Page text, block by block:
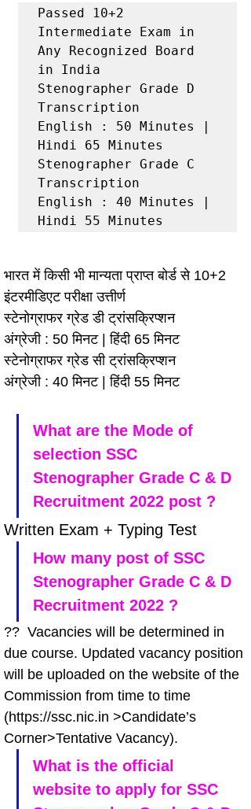
Passed 10+2
Intermediate Exam in
Any Recognized Board
in India
Stenographer Grade D
Transcription
English : 50 Minutes |
Hindi 65 Minutes
Stenographer Grade C
Transcription
English : 40 Minutes |
Hindi 55 Minutes
भारत में किसी भी मान्यता प्राप्त बोर्ड से 10+2
इंटरमीडिएट परीक्षा उत्तीर्ण
स्टेनोग्राफर ग्रेड डी ट्रांसक्रिप्शन
अंग्रेजी : 50 मिनट | हिंदी 65 मिनट
स्टेनोग्राफर ग्रेड सी ट्रांसक्रिप्शन
अंग्रेजी : 40 मिनट | हिंदी 55 मिनट
What are the Mode of
selection SSC
Stenographer Grade C & D
Recruitment 2022 post ?
Written Exam + Typing Test
How many post of SSC
Stenographer Grade C & D
Recruitment 2022 ?
??  Vacancies will be determined in
due course. Updated vacancy position
will be uploaded on the website of the
Commission from time to time
(https://ssc.nic.in >Candidate’s
Corner>Tentative Vacancy).
What is the official
website to apply for SSC